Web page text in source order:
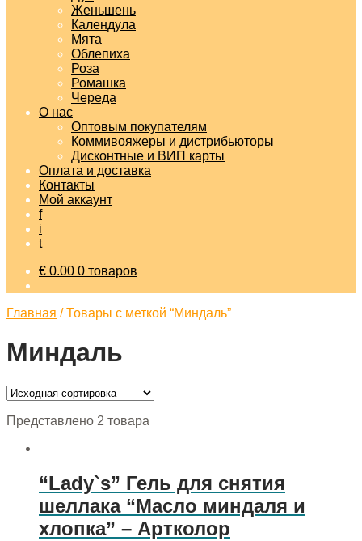
Женьшень
Календула
Мята
Облепиха
Роза
Ромашка
Череда
О нас
Оптовым покупателям
Коммивояжеры и дистрибьюторы
Дисконтные и ВИП карты
Оплата и доставка
Контакты
Мой аккаунт
f
i
t
€ 0.00 0 товаров
Главная /Товары с меткой “Миндаль”
Миндаль
Представлено 2 товара
“Lady`s” Гель для снятия
шеллака “Масло миндаля и
хлопка” – Артколор